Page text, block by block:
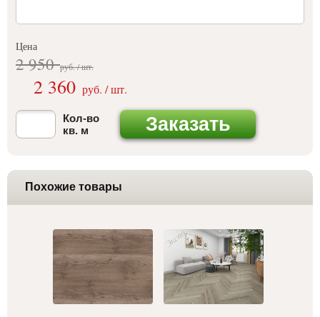
Цена
2 950руб. / шт.
2 360 руб. / шт.
Кол-во
кв. м
Заказать
Похожие товары